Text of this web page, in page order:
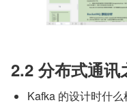
2.2 分布式通讯
Kafka 的设计时什么